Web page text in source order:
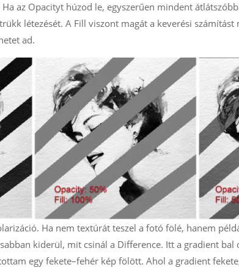
az Opacityt húzod le, egyszerűen mindent
létezését. A Fill viszont magát a keverési
ad.
Ha nem textúrát teszel a fotó fölé, hanem
kiderül, mit csinál a Difference. Itt a gradient bal
egy fekete–fehér kép fölött. Ahol a gradient